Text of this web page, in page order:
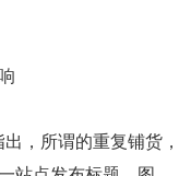
，所谓的重复铺货，